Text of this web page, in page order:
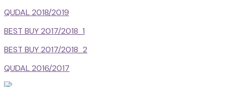
QUDAL 2018/2019
BEST BUY 2017/2018_1
BEST BUY 2017/2018_2
QUDAL 2016/2017